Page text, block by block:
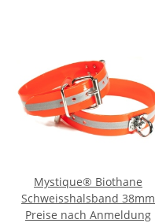
Mystique® Biothane
Schweisshalsband 38mm
reflex orange
Preise nach Anmeldung